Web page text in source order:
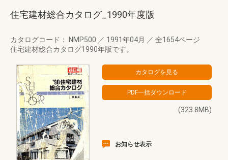
住宅建材総合カタログ_1990年度版
カタログコード： NMP500 ／ 1991年04月 ／ 全1654ページ
住宅建材総合カタログ1990年版です。
(323.8MB)
お知らせ表示